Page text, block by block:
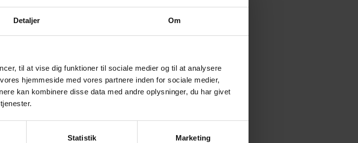
Detaljer Om
til at vise dig funktioner til sociale medier og til at analysere
hjemmeside med vores partnere inden for sociale medier,
kan kombinere disse data med andre oplysninger, du har givet
Statistik Marketing